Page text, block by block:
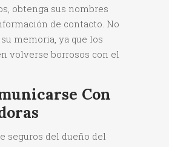
obtenga sus nombres
de contacto. No
memoria, ya que los
volverse borrosos con el
Con
seguros del dueño del